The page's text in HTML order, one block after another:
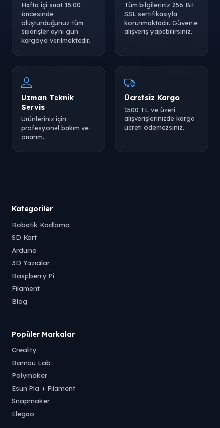
Hafta içi saat 15:00
öncesinde
oluşturduğunuz tüm
siparişler aynı gün
kargoya verilmektedir.
Tüm bilgileriniz 256 Bit
SSL sertifikasıyla
korunmaktadır. Güvenle
alışveriş yapabilirsiniz.
Uzman Teknik
Servis
Ürünleriniz için
profesyonel bakım ve
onarım.
Ücretsiz Kargo
1500 TL ve üzeri
alışverişlerinizde kargo
ücreti ödemezsiniz.
Kategoriler
Robotik Kodlama
SD Kart
Arduino
3D Yazıcılar
Raspberry Pi
Filament
Blog
Popüler Markalar
Creality
Bambu Lab
Polymaker
Esun Pla + Filament
Snapmaker
Elegoo